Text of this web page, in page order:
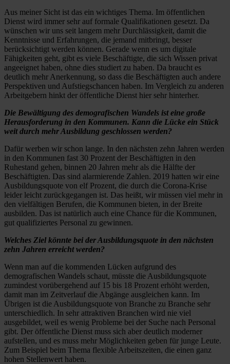
Aus meiner Sicht ist das ein wichtiges Thema. Im öffentlichen
Dienst wird immer sehr auf formale Qualifikationen gesetzt. Da
wünschen wir uns seit langem mehr Durchlässigkeit, damit die
Kenntnisse und Erfahrungen, die jemand mitbringt, besser
berücksichtigt werden können. Gerade wenn es um digitale
Fähigkeiten geht, gibt es viele Beschäftigte, die sich Wissen privat
angeeignet haben, ohne dies studiert zu haben. Da braucht es
deutlich mehr Anerkennung, so dass die Beschäftigten auch andere
Perspektiven und Aufstiegschancen haben. Im Vergleich zu anderen
Arbeitgebern hinkt der öffentliche Dienst hier sehr hinterher.
Die Bewältigung des demografischen Wandels ist eine große
Herausforderung in den Kommunen. Kann die Lücke ein Stück
weit durch mehr Ausbildung geschlossen werden?
Dafür werben wir schon lange. In den nächsten zehn Jahren werden
in den Kommunen fast 30 Prozent der Beschäftigten in den
Ruhestand gehen, binnen 20 Jahren mehr als die Hälfte der
Beschäftigten. Das sind alarmierende Zahlen. 2019 hatten wir eine
Ausbildungsquote von elf Prozent, die durch die Corona-Krise
leider leicht zurückgegangen ist. Das heißt, wir müssen viel mehr in
den vielfältigen Berufen, die Kommunen bieten, in der Breite
ausbilden. Das ist natürlich auch eine Chance für die Kommunen,
gut qualifiziertes Personal zu gewinnen.
Welches Ziel könnte bei der Ausbildungsquote in den nächsten
zehn Jahren erreicht werden?
Wenn man auf die kommenden Lücken aufgrund des
demografischen Wandels schaut, müsste die Ausbildungsquote
zumindest vorübergehend auf 15 bis 18 Prozent erhöht werden,
damit man im Zeitverlauf die Abgänge ausgleichen kann. Im
Übrigen ist die Ausbildungsquote von Branche zu Branche sehr
unterschiedlich. In sehr attraktiven Branchen wird nie viel
ausgebildet, weil es wenig Probleme bei der Suche nach Personal
gibt. Der öffentliche Dienst muss sich aber deutlich moderner
aufstellen, und es muss mehr Möglichkeiten geben für junge Leute.
Zum Beispiel beim Thema flexible Arbeitszeiten, die einen ganz
hohen Stellenwert haben.